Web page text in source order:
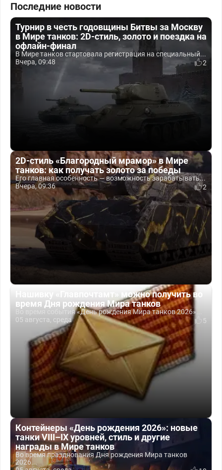
Последние новости
Турнир в честь годовщины Битвы за Москву
в Мире танков: 2D-стиль, золото и поездка на
офлайн-финал
В Мире танков стартовала регистрация на специальный...
Вчера, 09:48
2
2D-стиль «Благородный мрамор» в Мире
танков: как получать золото за победы
Его главная особенность — возможность зарабатывать...
Вчера, 09:36
2
Нашивку «Главпочтамт» можно получить во
время Дня рождения Мира танков
Во время события «День рождения Мира танков 2026»...
05 августа, среда
5
Контейнеры «День рождения 2026»: новые
танки VIII–IX уровней, стиль и другие
награды в Мире танков
Во время празднования Дня рождения Мира танков
2026...